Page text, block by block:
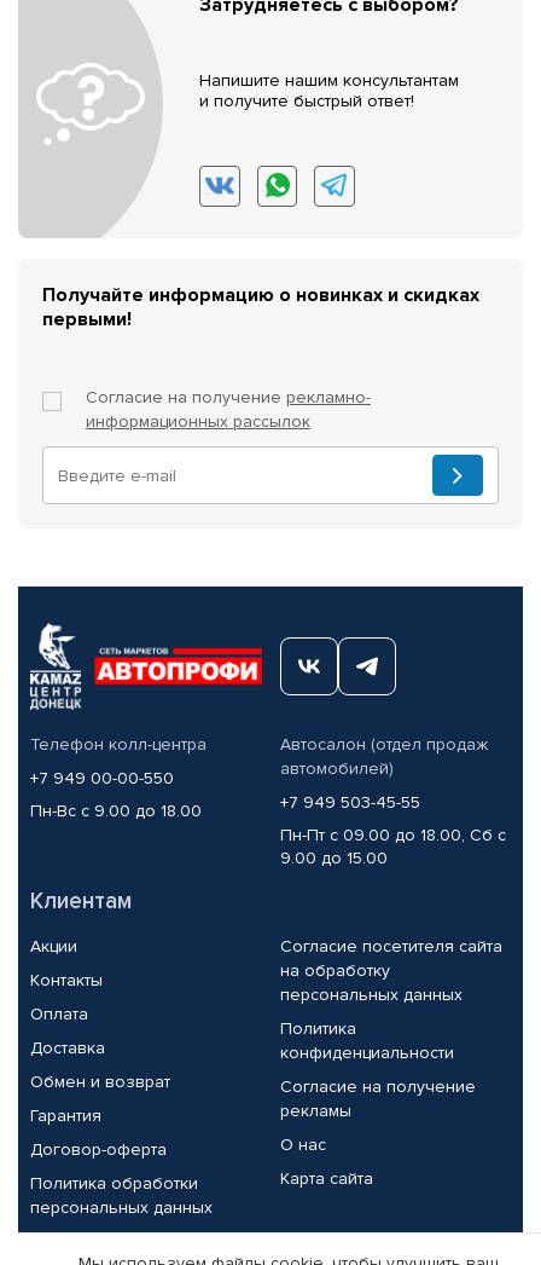
Напишите нашим консультантам
и получите быстрый ответ!
Получайте информацию о новинках и скидках
первыми!
Согласие на получение рекламно-
информационных рассылок
Телефон колл-центра
+7 949 00-00-550
Пн-Вс с 9.00 до 18.00
Автосалон (отдел продаж
автомобилей)
+7 949 503-45-55
Пн-Пт с 09.00 до 18.00, Сб с
9.00 до 15.00
Клиентам
Акции
Контакты
Оплата
Доставка
Обмен и возврат
Гарантия
Договор-оферта
Политика обработки
персональных данных
Согласие посетителя сайта
на обработку
персональных данных
Политика
конфиденциальности
Согласие на получение
рекламы
О нас
Карта сайта